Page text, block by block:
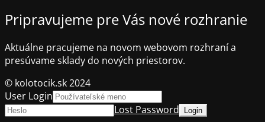
Pripravujeme pre Vás nové rozhranie
Aktuálne pracujeme na novom webovom rozhraní a
presúvame sklady do nových priestorov.
© kolotocik.sk 2024
User Login
Lost Password